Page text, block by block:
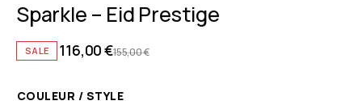
Sparkle – Eid Prestige
SALE 155,00€
116,00€
COULEUR / STYLE